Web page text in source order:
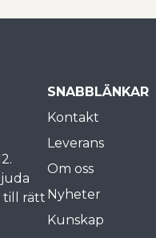
till rätt
SNABBLÄNKAR
Kontakt
Leverans
Om oss
Nyheter
Kunskap